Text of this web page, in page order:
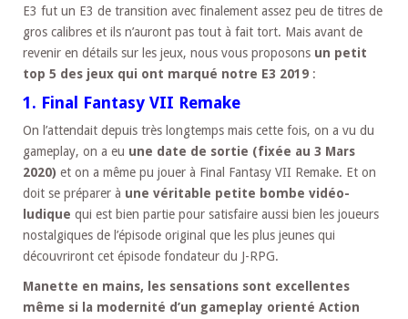
E3 fut un E3 de transition avec finalement assez peu de titres de
gros calibres et ils n’auront pas tout à fait tort. Mais avant de
revenir en détails sur les jeux, nous vous proposons un petit
top 5 des jeux qui ont marqué notre E3 2019 :
1. Final Fantasy VII Remake
On l’attendait depuis très longtemps mais cette fois, on a vu du
gameplay, on a eu une date de sortie (fixée au 3 Mars
2020) et on a même pu jouer à Final Fantasy VII Remake. Et on
doit se préparer à une véritable petite bombe vidéo-
ludique qui est bien partie pour satisfaire aussi bien les joueurs
nostalgiques de l’épisode original que les plus jeunes qui
découvriront cet épisode fondateur du J-RPG.
Manette en mains, les sensations sont excellentes
même si la modernité d’un gameplay orienté Action